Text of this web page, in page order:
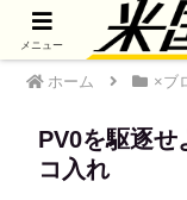
ホーム ×ブ
PV0を駆逐せ
コ入れ
メニュー